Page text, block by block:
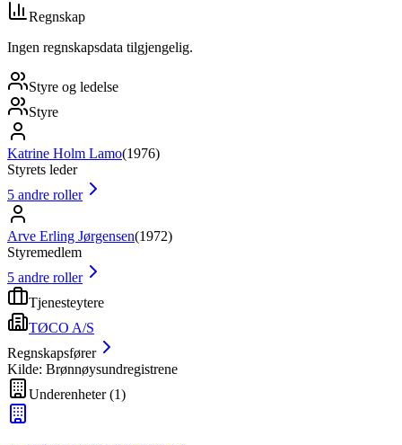
Regnskap
Ingen regnskapsdata tilgjengelig.
Styre og ledelse
Styre
Katrine Holm Lamo(1976)
Styrets leder
5 andre roller
Arve Erling Jørgensen(1972)
Styremedlem
5 andre roller
Tjenesteytere
TØCO A/S
Regnskapsfører
Kilde: Brønnøysundregistrene
Underenheter(1)